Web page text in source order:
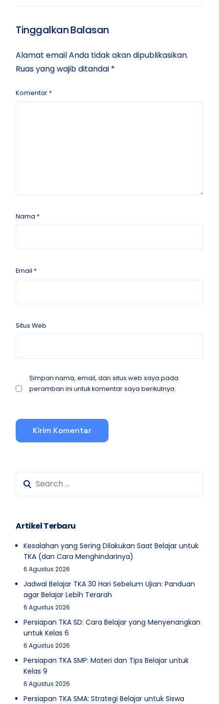
Tugas Berikutnya
Tinggalkan Balasan
Alamat email Anda tidak akan dipublikasikan.
Ruas yang wajib ditandai *
Komentar *
Nama *
Email *
Situs Web
Simpan nama, email, dan situs web saya pada
peramban ini untuk komentar saya berikutnya.
Artikel Terbaru
Kesalahan yang Sering Dilakukan Saat Belajar untuk
TKA (dan Cara Menghindarinya)
6 Agustus 2026
Jadwal Belajar TKA 30 Hari Sebelum Ujian: Panduan
agar Belajar Lebih Terarah
6 Agustus 2026
Persiapan TKA SD: Cara Belajar yang Menyenangkan
untuk Kelas 6
6 Agustus 2026
Persiapan TKA SMP: Materi dan Tips Belajar untuk
Kelas 9
6 Agustus 2026
Persiapan TKA SMA: Strategi Belajar untuk Siswa